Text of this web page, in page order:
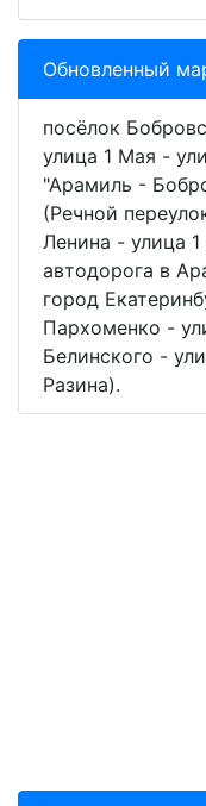
Обновленный
посёлок
улица 1 Мая -
"Арамиль -
(Речной
Ленина - улица
автодорога в
город
Пархоменко -
Белинского -
Разина).